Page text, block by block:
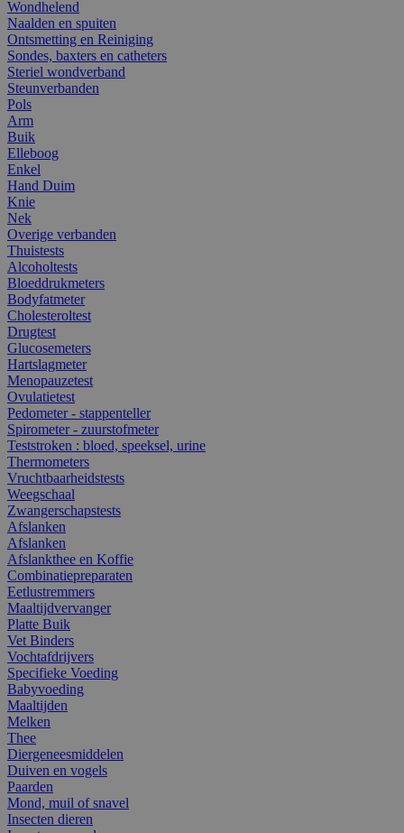
Wondhelend
Naalden en spuiten
Ontsmetting en Reiniging
Sondes, baxters en catheters
Steriel wondverband
Steunverbanden
Pols
Arm
Buik
Elleboog
Enkel
Hand Duim
Knie
Nek
Overige verbanden
Thuistests
Alcoholtests
Bloeddrukmeters
Bodyfatmeter
Cholesteroltest
Drugtest
Glucosemeters
Hartslagmeter
Menopauzetest
Ovulatietest
Pedometer - stappenteller
Spirometer - zuurstofmeter
Teststroken : bloed, speeksel, urine
Thermometers
Vruchtbaarheidstests
Weegschaal
Zwangerschapstests
Afslanken
Afslanken
Afslankthee en Koffie
Combinatiepreparaten
Eetlustremmers
Maaltijdvervanger
Platte Buik
Vet Binders
Vochtafdrijvers
Specifieke Voeding
Babyvoeding
Maaltijden
Melken
Thee
Diergeneesmiddelen
Duiven en vogels
Paarden
Mond, muil of snavel
Insecten dieren